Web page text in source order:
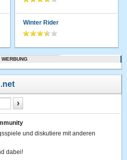
Winter Rider
WERBUNG
und diskutiere mit anderen
dabei!